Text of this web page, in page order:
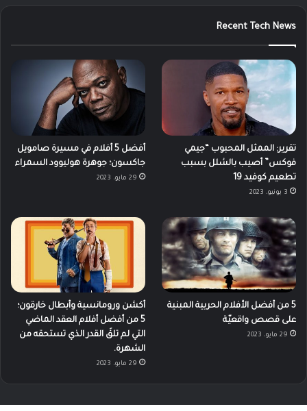
Recent Tech News
تقرير: الممثل المحبوب “جيمي
فوكس” أصيب بالشلل بسبب
تطعيم كوفيد 19
3 يونيو، 2023
أفضل 5 أفلام في مسيرة صامويل
جاكسون؛ جوهرة هوليوود السمراء
29 مايو، 2023
5 من أفضل الأفلام الحربية المبنية
على قصص واقعيّة
29 مايو، 2023
أكشن ورومانسية وأبطال خارقون؛
5 من أفضل أفلام العقد الماضي
التي لم تلقَ القدر الذي تستحقه من
الشهرة.
29 مايو، 2023